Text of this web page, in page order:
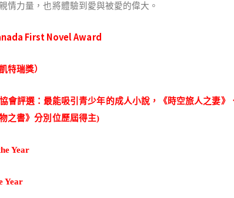
情力量，也將體驗到愛與被愛的偉大。
First Novel Award
特瑞獎）
會評選：最能吸引青少年的成人小說，《時空旅人之妻
之書》分別位歷屆得主)
Year
Year